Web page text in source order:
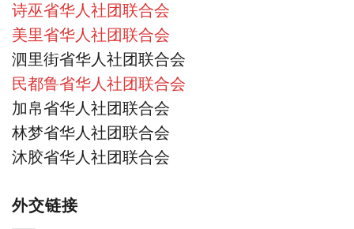
诗巫省华人社团联合会
美里省华人社团联合会
泗里街省华人社团联合会
民都鲁省华人社团联合会
加帛省华人社团联合会
林梦省华人社团联合会
沐胶省华人社团联合会
外交链接